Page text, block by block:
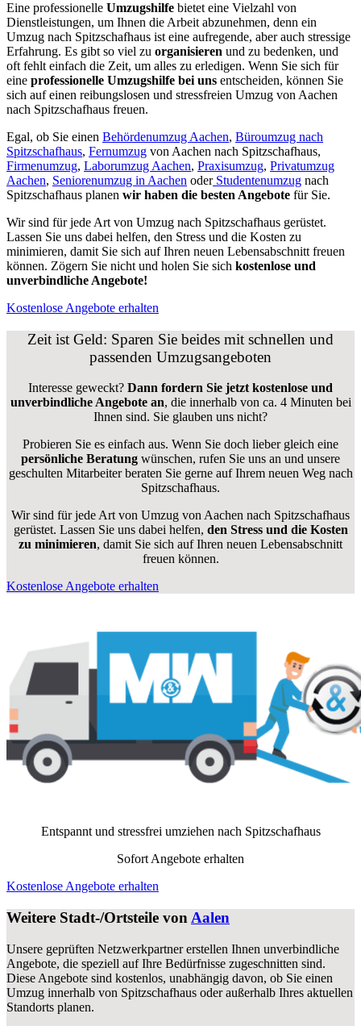
Eine professionelle Umzugshilfe bietet eine Vielzahl von
Dienstleistungen, um Ihnen die Arbeit abzunehmen, denn ein
Umzug nach Spitzschafhaus ist eine aufregende, aber auch stressige
Erfahrung. Es gibt so viel zu organisieren und zu bedenken, und
oft fehlt einfach die Zeit, um alles zu erledigen. Wenn Sie sich für
eine professionelle Umzugshilfe bei uns entscheiden, können Sie
sich auf einen reibungslosen und stressfreien Umzug von Aachen
nach Spitzschafhaus freuen.
Egal, ob Sie einen Behördenumzug Aachen, Büroumzug nach
Spitzschafhaus, Fernumzug von Aachen nach Spitzschafhaus,
Firmenumzug, Laborumzug Aachen, Praxisumzug, Privatumzug
Aachen, Seniorenumzug in Aachen oderStudentenumzug nach
Spitzschafhaus planen wir haben die besten Angebote für Sie.
Wir sind für jede Art von Umzug nach Spitzschafhaus gerüstet.
Lassen Sie uns dabei helfen, den Stress und die Kosten zu
minimieren, damit Sie sich auf Ihren neuen Lebensabschnitt freuen
können. Zögern Sie nicht und holen Sie sich kostenlose und
unverbindliche Angebote!
Kostenlose Angebote erhalten
Zeit ist Geld: Sparen Sie beides mit schnellen und
passenden Umzugsangeboten
Interesse geweckt? Dann fordern Sie jetzt kostenlose und
unverbindliche Angebote an, die innerhalb von ca. 4 Minuten bei
Ihnen sind. Sie glauben uns nicht?
Probieren Sie es einfach aus. Wenn Sie doch lieber gleich eine
persönliche Beratung wünschen, rufen Sie uns an und unsere
geschulten Mitarbeiter beraten Sie gerne auf Ihrem neuen Weg nach
Spitzschafhaus.
Wir sind für jede Art von Umzug von Aachen nach Spitzschafhaus
gerüstet. Lassen Sie uns dabei helfen, den Stress und die Kosten
zu minimieren, damit Sie sich auf Ihren neuen Lebensabschnitt
freuen können.
Kostenlose Angebote erhalten
Entspannt und stressfrei umziehen nach Spitzschafhaus
Sofort Angebote erhalten
Kostenlose Angebote erhalten
Weitere Stadt-/Ortsteile von Aalen
Unsere geprüften Netzwerkpartner erstellen Ihnen unverbindliche
Angebote, die speziell auf Ihre Bedürfnisse zugeschnitten sind.
Diese Angebote sind kostenlos, unabhängig davon, ob Sie einen
Umzug innerhalb von Spitzschafhaus oder außerhalb Ihres aktuellen
Standorts planen.